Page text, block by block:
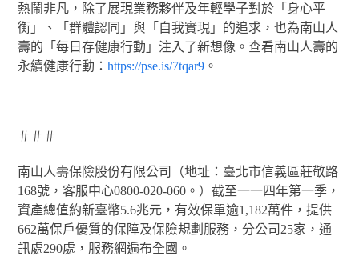
熱鬧非凡，除了展現業務夥伴及年輕學子對於「身心平
衡」、「群體認同」與「自我實現」的追求，也為南山人
壽的「每日存健康行動」注入了新想像。查看南山人壽的
永續健康行動：https://pse.is/7tqar9 。
＃＃＃
南山人壽保險股份有限公司（地址：臺北市信義區莊敬路
168號，客服中心0800-020-060。）截至一一四年第一季，
資產總值約新臺幣5.6兆元，有效保單逾1,182萬件，提供
662萬保戶優質的保障及保險規劃服務，分公司25家，通
訊處290處，服務網遍布全國。